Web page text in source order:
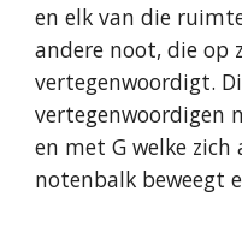
en elk van die
andere noot, die op
vertegenwoordigt.
vertegenwoordigen
en met G welke
notenbalk beweegt